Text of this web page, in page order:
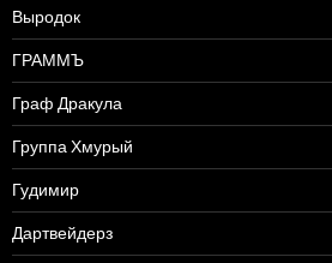
Выродок
ГРАММЪ
Граф Дракула
Группа Хмурый
Гудимир
Дартвейдерз